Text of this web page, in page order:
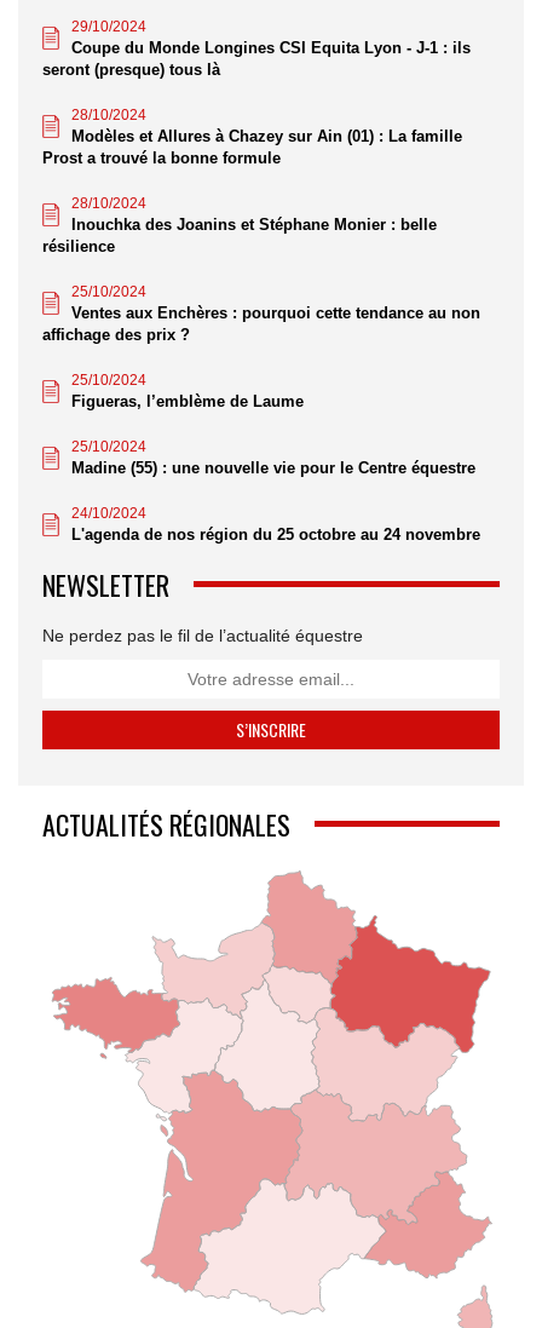
29/10/2024
Coupe du Monde Longines CSI Equita Lyon - J-1 : ils
seront (presque) tous là
28/10/2024
Modèles et Allures à Chazey sur Ain (01) : La famille
Prost a trouvé la bonne formule
28/10/2024
Inouchka des Joanins et Stéphane Monier : belle
résilience
25/10/2024
Ventes aux Enchères : pourquoi cette tendance au non
affichage des prix ?
25/10/2024
Figueras, l’emblème de Laume
25/10/2024
Madine (55) : une nouvelle vie pour le Centre équestre
24/10/2024
L'agenda de nos région du 25 octobre au 24 novembre
NEWSLETTER
Ne perdez pas le fil de l’actualité équestre
ACTUALITÉS RÉGIONALES